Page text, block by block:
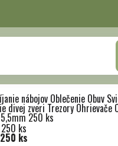
nábojov Oblečenie Obuv
divej zveri Trezory Ohrievače
250 ks
ks